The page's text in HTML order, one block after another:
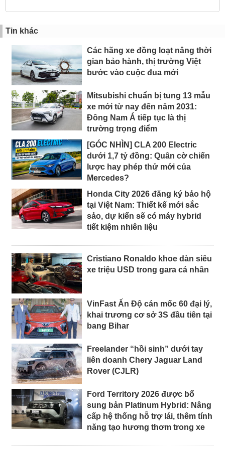
Tin khác
Các hãng xe đồng loạt nâng thời
gian bảo hành, thị trường Việt
bước vào cuộc đua mới
Mitsubishi chuẩn bị tung 13 mẫu
xe mới từ nay đến năm 2031:
Đông Nam Á tiếp tục là thị
trường trọng điểm
[GÓC NHÌN] CLA 200 Electric
dưới 1,7 tỷ đồng: Quân cờ chiến
lược hay phép thử mới của
Mercedes?
Honda City 2026 đăng ký bảo hộ
tại Việt Nam: Thiết kế mới sắc
sảo, dự kiến sẽ có máy hybrid
tiết kiệm nhiên liệu
Cristiano Ronaldo khoe dàn siêu
xe triệu USD trong gara cá nhân
VinFast Ấn Độ cán mốc 60 đại lý,
khai trương cơ sở 3S đầu tiên tại
bang Bihar
Freelander “hồi sinh” dưới tay
liên doanh Chery Jaguar Land
Rover (CJLR)
Ford Territory 2026 được bổ
sung bản Platinum Hybrid: Nâng
cấp hệ thống hỗ trợ lái, thêm tính
năng tạo hương thơm trong xe